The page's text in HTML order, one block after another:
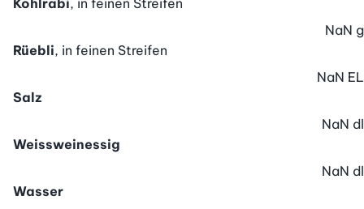
Kohlrabi, in feinen Streifen
Rüebli, in feinen Streifen
NaN g
Salz
NaN EL
Weissweinessig
NaN dl
Wasser
NaN dl